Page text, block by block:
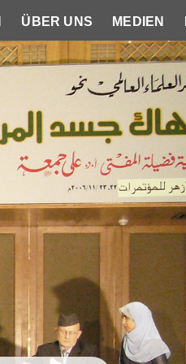
ÜBER UNS MEDIEN